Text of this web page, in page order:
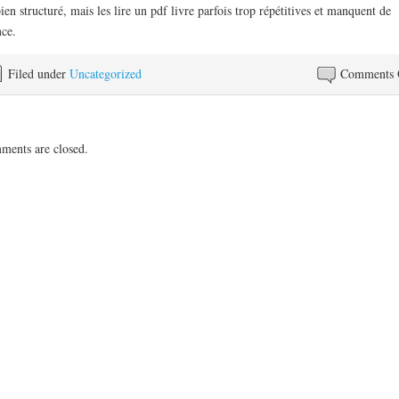
structuré, mais les lire un pdf livre parfois trop répétitives et manquent de
Comments
Filed under Uncategorized
are closed.